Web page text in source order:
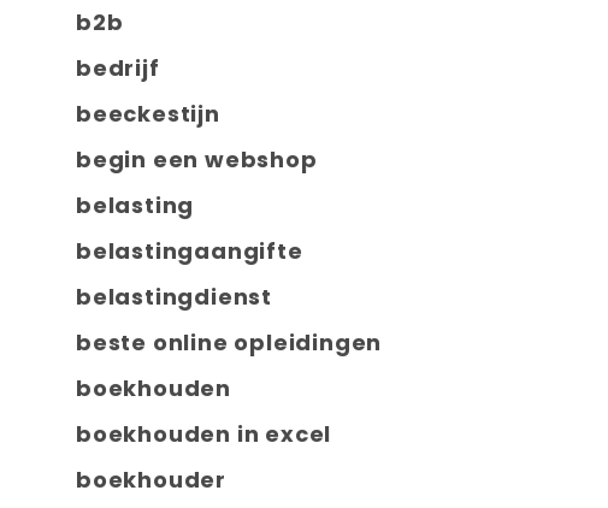
b2b
bedrijf
beeckestijn
begin een webshop
belasting
belastingaangifte
belastingdienst
beste online opleidingen
boekhouden
boekhouden in excel
boekhouder